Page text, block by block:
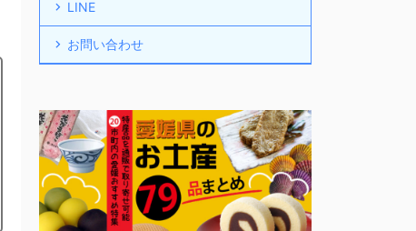
LINE
お問い合わせ